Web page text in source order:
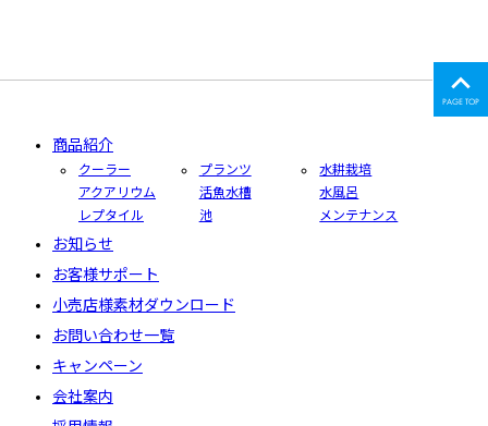
PAGE TOP
商品紹介
クーラー
アクアリウム
レプタイル
プランツ
活魚水槽
池
水耕栽培
水風呂
メンテナンス
お知らせ
お客様サポート
小売店様素材ダウンロード
お問い合わせ一覧
キャンペーン
会社案内